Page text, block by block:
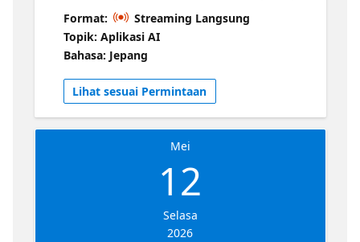
か?このセッションでは、それぞれの役割の具体
的な内容、成功に必要なスキル、そしてそれら
がデータ分野におけるキャリア全体の中でどの
ように位置づけられているかをわかりやすく解
説します。 どのツールや概念に注力すべきか、
どの資格を取得するべきか、典型的なキャリア
パスがどのようなものか、そして自分が注目さ
れるようなポートフォリオを作る方法を学びま
す。学生の方、キャリアチェンジを検討してい
る方、あるいは次のステップを目指すデータプ
ロフェッショナルの方まで、 このセッションは
アへの明確なロードマップを提供します。
Format:
Streaming Langsung
Topik: Aplikasi AI
Bahasa: Jepang
Lihat sesuai Permintaan
Mei
12
Selasa
2026